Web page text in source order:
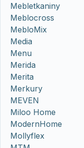
Mebletkaniny
Meblocross
MebloMix
Media
Menu
Merida
Merita
Merkury
MEVEN
Miloo Home
ModernHome
Mollyflex